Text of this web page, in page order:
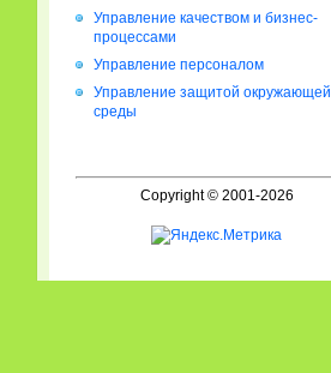
Управление качеством и бизнес-
процессами
Управление персоналом
Управление защитой окружающей
среды
Copyright © 2001-2026